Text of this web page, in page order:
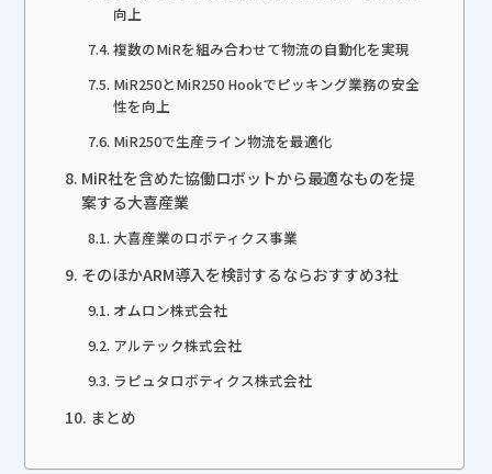
向上
複数のMiRを組み合わせて物流の自動化を実現
MiR250とMiR250 Hookでピッキング業務の安全
性を向上
MiR250で生産ライン物流を最適化
MiR社を含めた協働ロボットから最適なものを提
案する大喜産業
大喜産業のロボティクス事業
そのほかARM導入を検討するならおすすめ3社
オムロン株式会社
アルテック株式会社
ラピュタロボティクス株式会社
まとめ